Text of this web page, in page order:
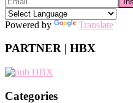
Powered by Translate
PARTNER | HBX
Categories